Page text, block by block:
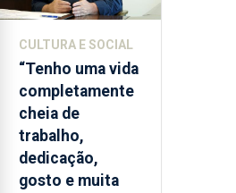
2026.
ilha
das
Flores
apresenta
um
“decréscimo
significativo”
CULTURA E SOCIAL
“Tenho uma vida
completamente
cheia de
trabalho,
dedicação,
gosto e muita